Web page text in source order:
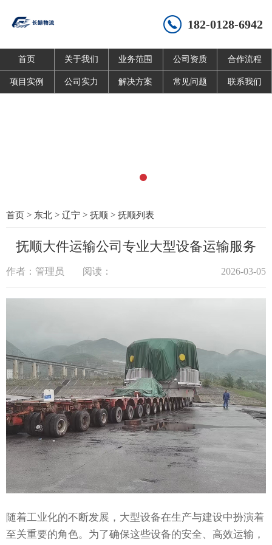
182-0128-6942
首页 关于我们 业务范围 公司资质 合作流程
项目实例 公司实力 解决方案 常见问题 联系我们
首页 > 东北 > 辽宁 > 抚顺 > 抚顺列表
抚顺大件运输公司专业大型设备运输服务
作者：管理员 阅读： 2026-03-05
随着工业化的不断发展，大型设备在生产与建设中扮演着
至关重要的角色。为了确保这些设备的安全、高效运输，